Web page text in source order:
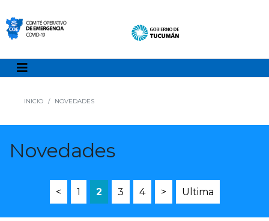
INICIO NOVEDADES
Novedades
< 1 2 3 4 > Ultima